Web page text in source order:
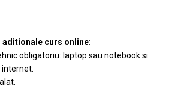
aditionale curs online:
obligatoriu: laptop sau notebook si